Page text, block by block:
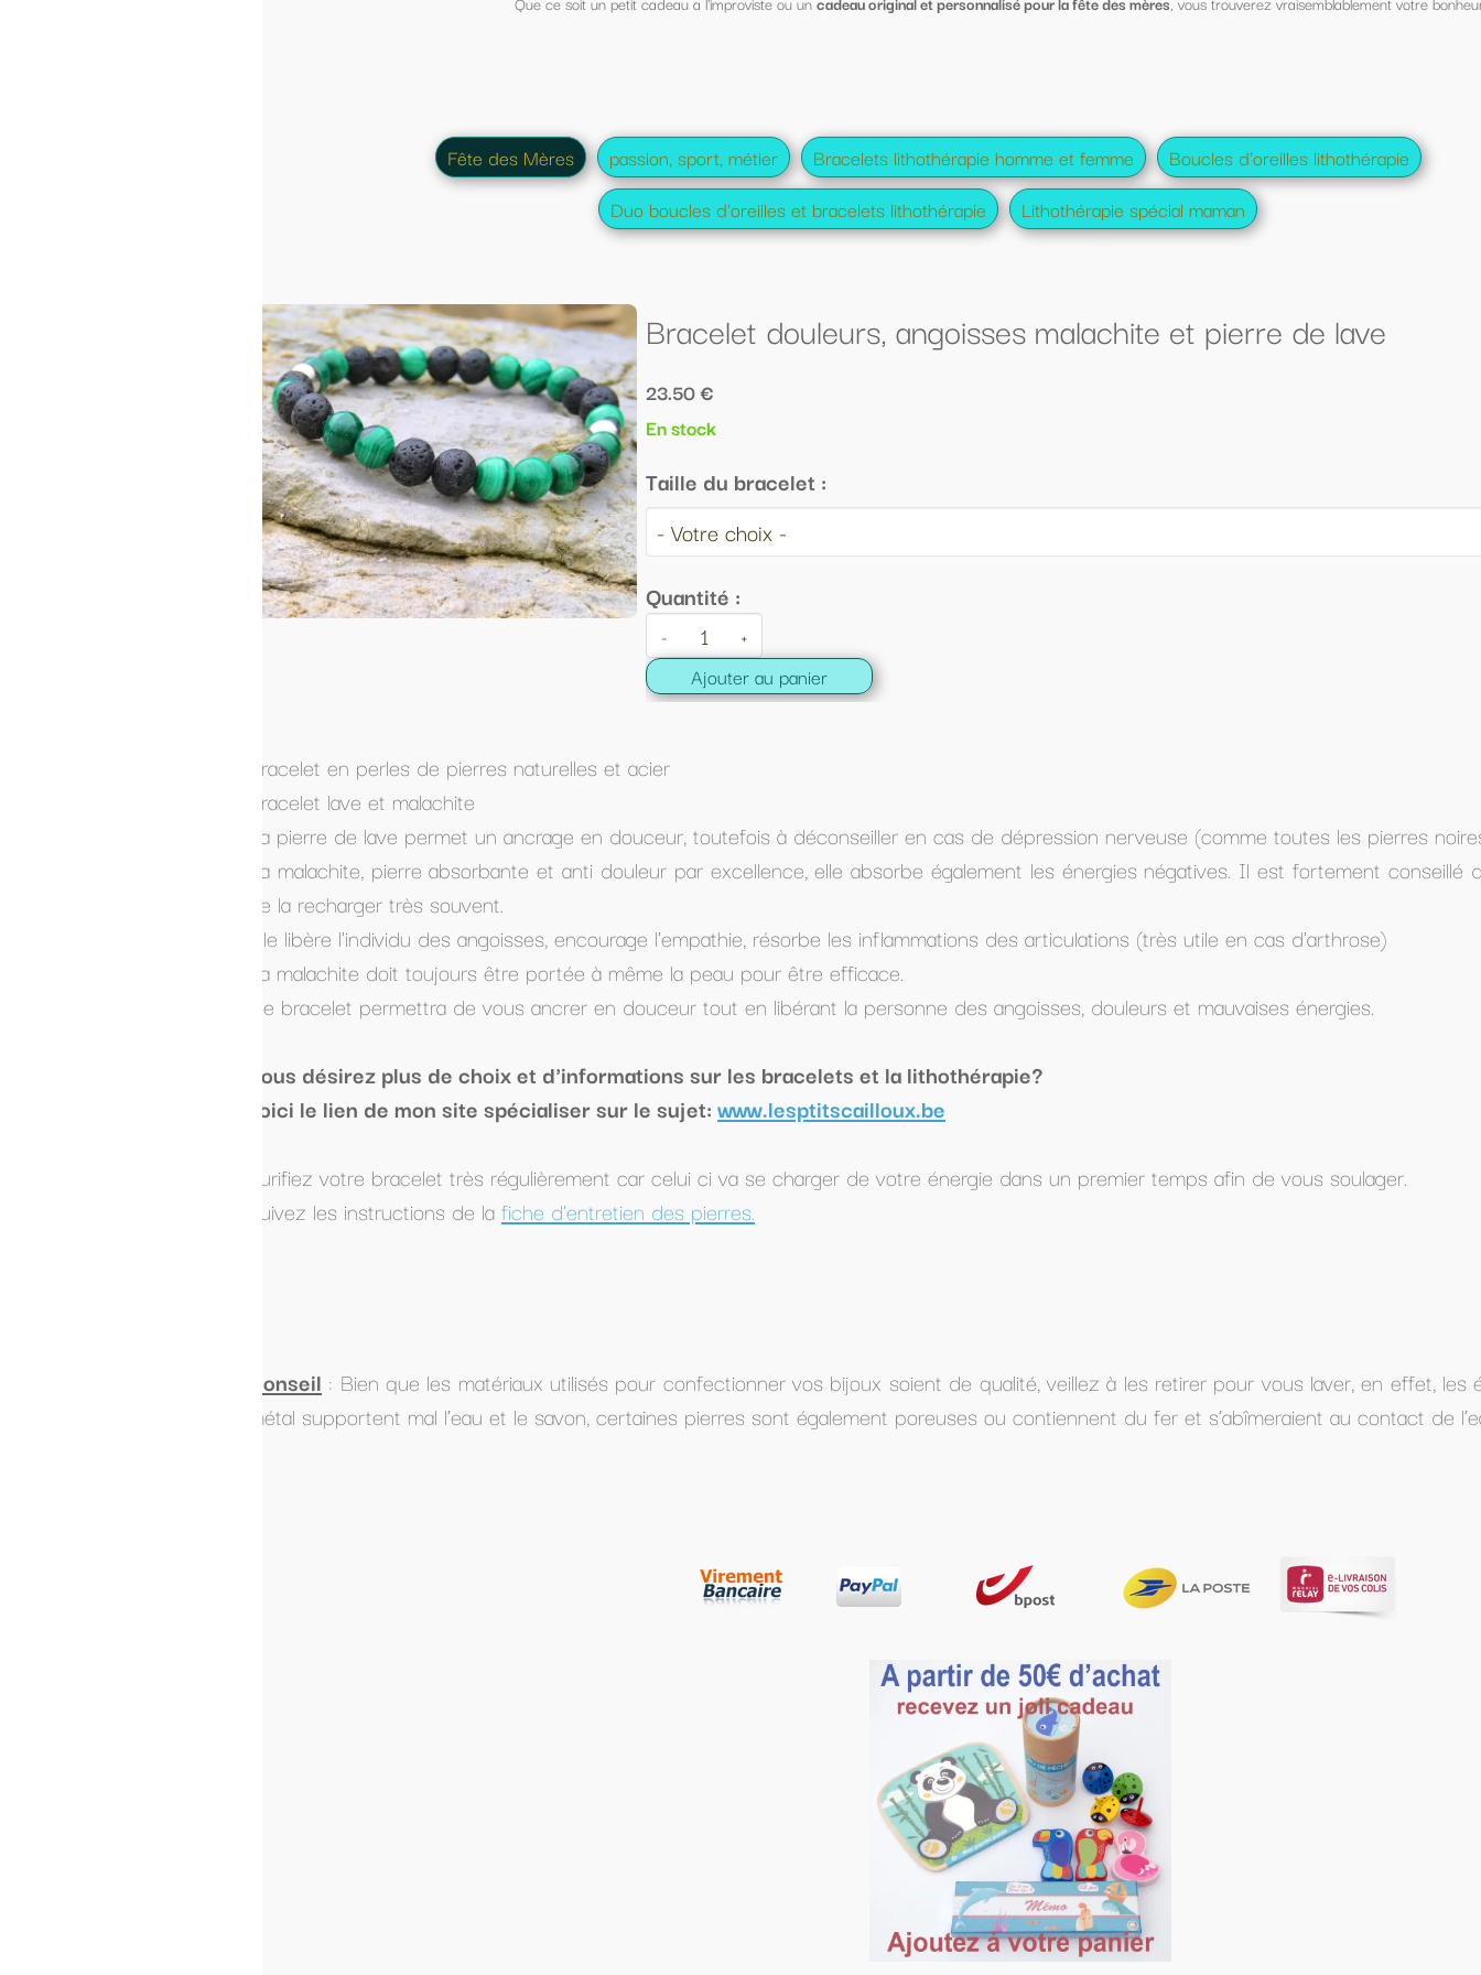
passion, sport, métier Bracelets lithothérapie homme et femme
Boucles d'oreilles lithothérapie
Duo boucles d'oreilles et bracelets lithothérapie
Lithothérapie spécial maman
Bracelet douleurs, angoisses malachite et pierre de lave
23.50 €
En stock
Taille du bracelet :
Quantité :
en perles de pierres naturelles et acier
pierre de lave permet un ancrage en douceur, toutefois à déconseiller en cas de dépression nerveuse (comme toutes les pierres noires)
malachite, pierre absorbante et anti douleur par excellence, elle absorbe également les énergies négatives. Il est fortement conseillé de la purifier et
libère l'individu des angoisses, encourage l'empathie, résorbe les inflammations des articulations (très utile en cas d'arthrose)
malachite doit toujours être portée à même la peau pour être efficace.
bracelet permettra de vous ancrer en douceur tout en libérant la personne des angoisses, douleurs et mauvaises énergies.
désirez plus de choix et d'informations sur les bracelets et la lithothérapie?
le lien de mon site spécialiser sur le sujet:www.lesptitscailloux.be
votre bracelet très régulièrement car celui ci va se charger de votre énergie dans un premier temps afin de vous soulager.
fiche d'entretien des pierres.
: Bien que les matériaux utilisés pour confectionner vos bijoux soient de qualité, veillez à les retirer pour vous laver, en effet, les élastiques et le
supportent mal l’eau et le savon, certaines pierres sont également poreuses ou contiennent du fer et s’abîmeraient au contact de l’eau.